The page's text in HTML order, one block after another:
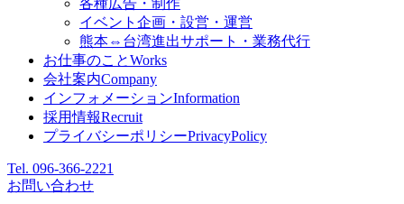
各種広告・制作
イベント企画・設営・運営
熊本⇔台湾進出サポート・業務代行
お仕事のことWorks
会社案内Company
インフォメーションInformation
採用情報Recruit
プライバシーポリシーPrivacyPolicy
Tel. 096-366-2221
お問い合わせ